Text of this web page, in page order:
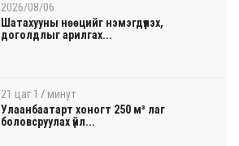
2026/08/06
Шатахууны нөөцийг нэмэгдүүлэх,
доголдлыг арилгах...
21 цаг 17 минут
Улаанбаатарт хоногт 250 м³ лаг
боловсруулах үйл...